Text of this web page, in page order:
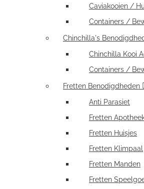
Caviakooien /
Containers /
Chinchilla's
Chinchilla Kooi
Containers /
Fretten Benodigdheden
Anti Parasiet
Fretten
Fretten Huisjes
Fretten Klimpaal
Fretten Manden
Fretten